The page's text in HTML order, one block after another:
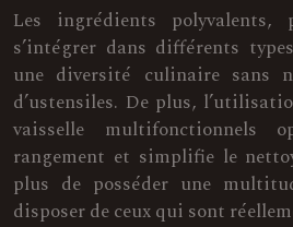
Les ingrédients
s’intégrer dans différents
une diversité culinaire sans
d’ustensiles. De plus,
vaisselle multifonctionnels
rangement et simplifie le
plus de posséder une
disposer de ceux qui sont